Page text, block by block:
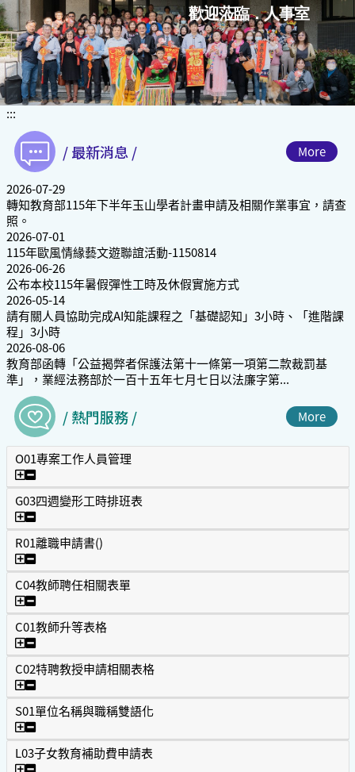
跳
到
主
要
內
容
區
塊
歡迎蒞臨．人事室
:::
/ 最新消息 / More
2026-07-29
轉知教育部115年下半年玉山學者計畫申請及相關作業事宜，請查
照。
2026-07-01
115年歐風情緣藝文遊聯誼活動-1150814
2026-06-26
公布本校115年暑假彈性工時及休假實施方式
2026-05-14
請有關人員協助完成AI知能課程之「基礎認知」3小時、「進階課
程」3小時
2026-08-06
教育部函轉「公益揭弊者保護法第十一條第一項第二款裁罰基
準」，業經法務部於一百十五年七月七日以法廉字第...
/ 熱門服務 / More
O01專案工作人員管理
O01專案工作人員管理
G03四週變形工時排班表
G03四週變形工時排班表
R01離職申請書()
R01離職申請書()
C04教師聘任相關表單
C04教師聘任相關表單
C01教師升等表格
C01教師升等表格
C02特聘教授申請相關表格
C02特聘教授申請相關表格
S01單位名稱與職稱雙語化
S01單位名稱與職稱雙語化
L03子女教育補助費申請表
L03子女教育補助費申請表